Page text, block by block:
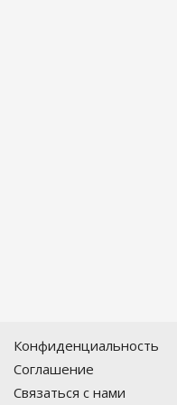
Конфиденциальность
Соглашение
Связаться с нами